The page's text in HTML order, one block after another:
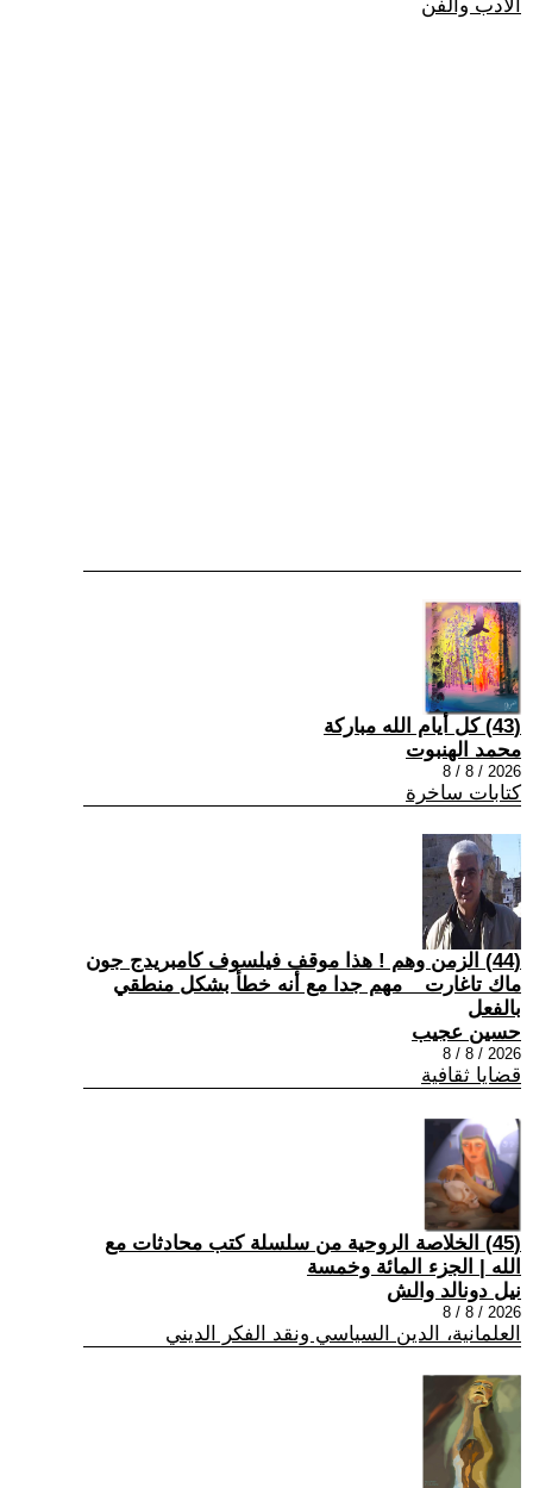
الادب والفن
(43) كل أيام الله مباركة
محمد الهنبوت
2026 / 8 / 8
كتابات ساخرة
(44) الزمن وهم ! هذا موقف فيلسوف كامبريدج جون
ماك تاغارت _ مهم جدا مع أنه خطأ بشكل منطقي
بالفعل
حسين عجيب
2026 / 8 / 8
قضايا ثقافية
(45) الخلاصة الروحية من سلسلة كتب محادثات مع
الله | الجزء المائة وخمسة
نيل دونالد والش
2026 / 8 / 8
العلمانية، الدين السياسي ونقد الفكر الديني